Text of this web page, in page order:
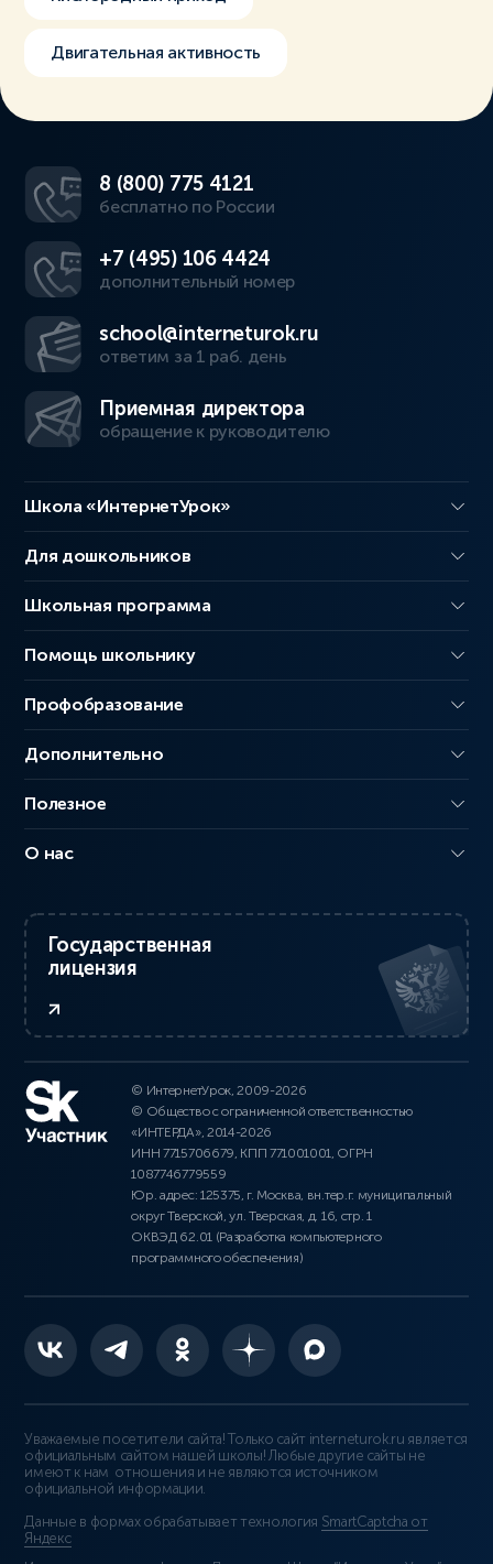
Двигательная активность
8 (800) 775 4121
бесплатно по России
+7 (495) 106 4424
дополнительный номер
school@interneturok.ru
ответим за 1 раб. день
Приемная директора
обращение к руководителю
Школа «ИнтернетУрок»
Для дошкольников
Школьная программа
Помощь школьнику
Профобразование
Дополнительно
Полезное
О нас
Государственная
лицензия
© ИнтернетУрок, 2009-2026
© Общество с ограниченной ответственностью
«ИНТЕРДА», 2014-2026
ИНН 7715706679, КПП 771001001, ОГРН
1087746779559
Юр. адрес: 125375, г. Москва, вн.тер.г. муниципальный
округ Тверской, ул. Тверская, д. 16, стр. 1
ОКВЭД 62.01 (Разработка компьютерного
программного обеспечения)
Уважаемые посетители сайта! Только сайт interneturok.ru является
официальным сайтом нашей школы! Любые другие сайты не
имеют к нам отношения и не являются источником
официальной информации.
Данные в формах обрабатывает технология SmartCaptcha от
Яндекс